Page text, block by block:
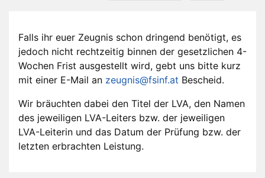
Falls ihr euer Zeugnis schon dringend benötigt, es
jedoch nicht rechtzeitig binnen der gesetzlichen 4-
Wochen Frist ausgestellt wird, gebt uns bitte kurz
mit einer E-Mail an zeugnis@fsinf.at Bescheid.
Wir bräuchten dabei den Titel der LVA, den Namen
des jeweiligen LVA-Leiters bzw. der jeweiligen
LVA-Leiterin und das Datum der Prüfung bzw. der
letzten erbrachten Leistung.